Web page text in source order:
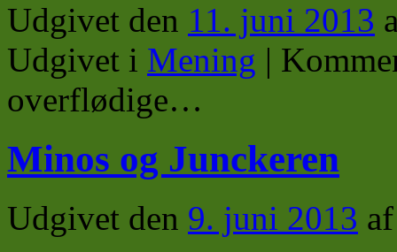
Udgivet den 11. juni 2013
Udgivet i Mening |
overflødige…
Minos og Junckeren
Udgivet den 9. juni 2013 af